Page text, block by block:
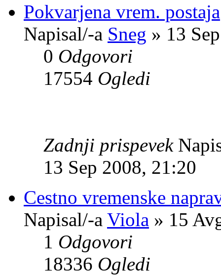
Pokvarjena vrem. postaja
Napisal/-a Sneg » 13
0 Odgovori
17554 Ogledi
Zadnji prispevek
13 Sep 2008, 21:20
Cestno vremenske
Napisal/-a Viola » 15
1 Odgovori
18336 Ogledi